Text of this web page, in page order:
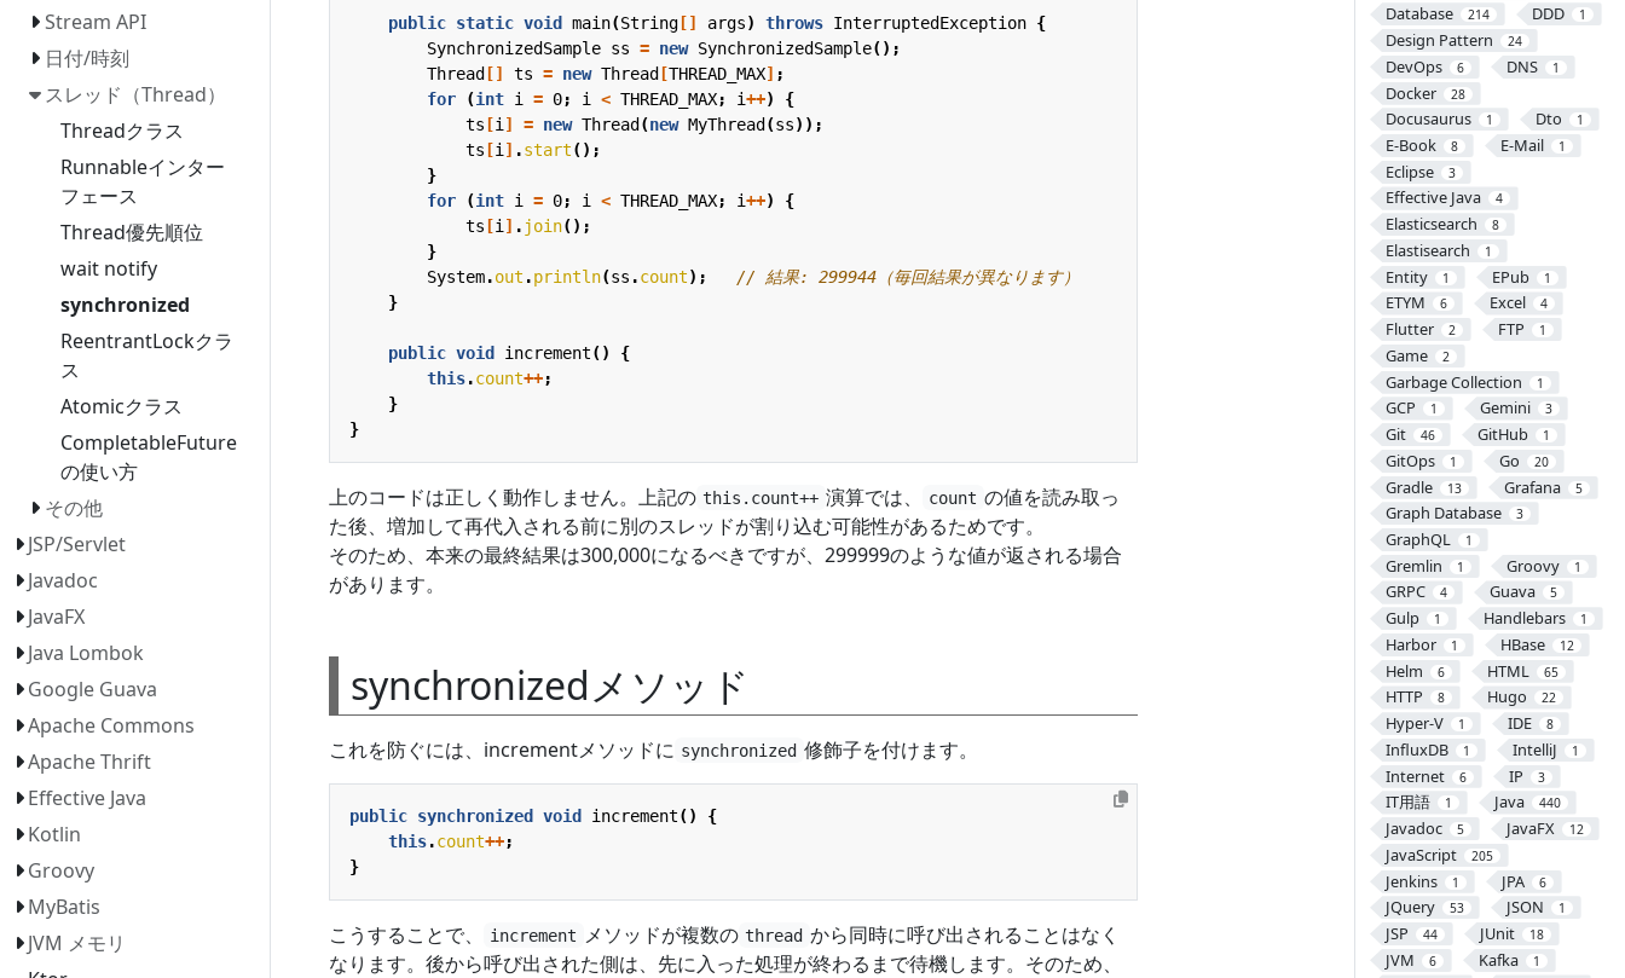
Stream API
日付/時刻
スレッド（Thread）
Threadクラス
Runnableインター
フェース
Thread優先順位
wait notify
synchronized
ReentrantLockクラ
ス
Atomicクラス
CompletableFuture
の使い方
その他
JSP/Servlet
Javadoc
JavaFX
Java Lombok
Google Guava
Apache Commons
Apache Thrift
Effective Java
Kotlin
Groovy
MyBatis
JVM メモリ
Database 214 DDD 1
Design Pattern 24
DevOps 6 DNS 1
Docker 28
Docusaurus 1 Dto 1
E-Book 8 E-Mail 1
Eclipse 3
Effective Java 4
Elasticsearch 8
Elastisearch 1
Entity 1 EPub 1
ETYM 6 Excel 4
Flutter 2 FTP 1
Game 2
Garbage Collection 1
GCP 1 Gemini 3
Git 46 GitHub 1
GitOps 1 Go 20
Gradle 13 Grafana 5
Graph Database 3
GraphQL 1
Gremlin 1 Groovy 1
GRPC 4 Guava 5
Gulp 1 Handlebars 1
Harbor 1 HBase 12
Helm 6 HTML 65
HTTP 8 Hugo 22
Hyper-V 1 IDE 8
InfluxDB 1 IntelliJ 1
Internet 6 IP 3
IT用語 1 Java 440
Javadoc 5 JavaFX 12
JavaScript 205
Jenkins 1 JPA 6
JQuery 53 JSON 1
JSP 44 JUnit 18
JVM 6 Kafka 1
public static void main(String [] args) throws InterruptedException {
SynchronizedSample ss = new SynchronizedSample();
Thread [] ts = new Thread [THREAD_MAX] ;
for
(int i = 0; i < THREAD_MAX; i++)
{
ts [i ] = new Thread (new MyThread (ss));
ts [i ] .start();
}
for
(int i = 0; i < THREAD_MAX; i++)
{
ts [i ] . join();
}
System.out .println(ss .count);
// 結果: 299944（毎回結果が異なります）
}
public void increment()
{
this.count++;
}
}
上のコードは正しく動作しません。上記の this.count++ 演算では、 count の値を読み取っ
た後、増加して再代入される前に別のスレッドが割り込む可能性があるためです。
そのため、本来の最終結果は300,000になるべきですが、299999のような値が返される場合
があります。
synchronizedメソッド
これを防ぐには、incrementメソッドに synchronized 修飾子を付けます。
public synchronized void increment()
{
this.count++;
}
こうすることで、 increment メソッドが複数の thread から同時に呼び出されることはなく
なります。後から呼び出された側は、先に入った処理が終わるまで待機します。そのため、